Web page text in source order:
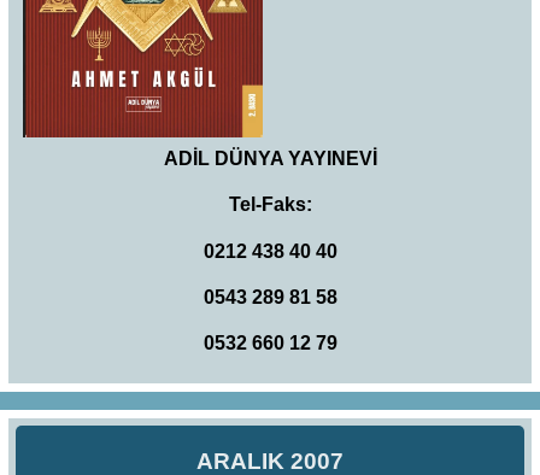
ADİL DÜNYA YAYINEVİ
Tel-Faks:
0212 438 40 40
0543 289 81 58
0532 660 12 79
ARALIK 2007